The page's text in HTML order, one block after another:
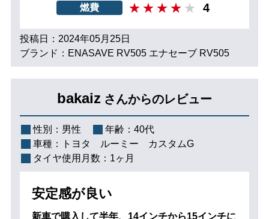
燃費 4
投稿日：2024年05月25日
ブランド：ENASAVE RV505 エナセーブ RV505
bakaiz さんからのレビュー
性別： 男性 年齢： 40代
車種：
トヨタ ルーミー カスタムG
タイヤ使用月数： 1ヶ月
安定感が良い
新車で購入して半年、14インチから15インチに